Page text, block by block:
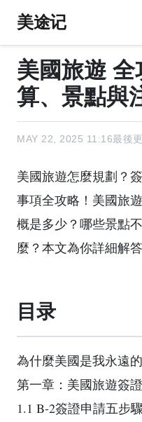
美途记
美國旅遊
算、景點與
MAY 22, 2025 11:16最後
美國旅遊怎麼規劃？
事項全攻略！美國旅
概是多少？哪些景點
麼？本文為你詳細解
目录
為什麼美國是我永遠
第一章：美國旅遊簽
1.1 B-2簽證申請五步驟